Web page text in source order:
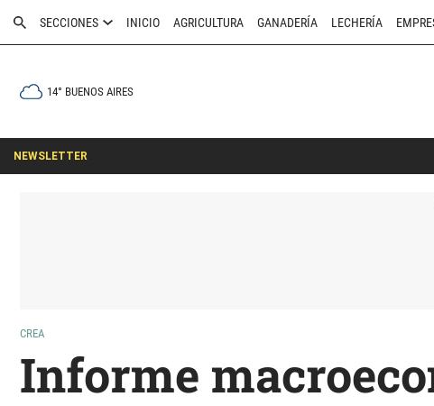
SECCIONES INICIO AGRICULTURA GANADERÍA LECHERÍA
14° BUENOS AIRES
NEWSLETTER
CREA
Informe